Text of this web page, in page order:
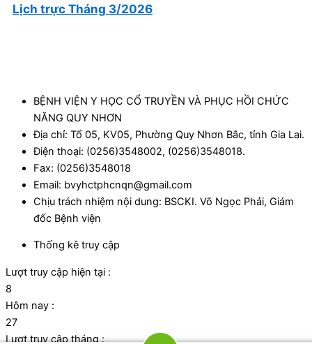
Lịch trực Tháng 3/2026
BỆNH VIỆN Y HỌC CỔ TRUYỀN VÀ PHỤC HỒI CHỨC
NĂNG QUY NHƠN
Địa chỉ: Tổ 05, KV05, Phường Quy Nhơn Bắc, tỉnh Gia Lai.
Điện thoại: (0256)3548002, (0256)3548018.
Fax: (0256)3548018
Email: bvyhctphcnqn@gmail.com
Chịu trách nhiệm nội dung: BSCKI. Võ Ngọc Phải, Giám
đốc Bệnh viện
Thống kê truy cập
Lượt truy cập hiện tại :
8
Hôm nay :
27
Lượt truy cập tháng :